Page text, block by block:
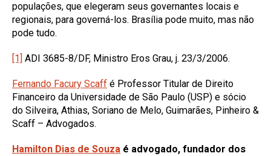
populações, que elegeram seus governantes locais e
regionais, para governá-los. Brasília pode muito, mas não
pode tudo.
[1] ADI 3685-8/DF, Ministro Eros Grau, j. 23/3/2006.
Fernando Facury Scaff é Professor Titular de Direito
Financeiro da Universidade de São Paulo (USP) e sócio
do Silveira, Athias, Soriano de Melo, Guimarães, Pinheiro &
Scaff – Advogados.
Hamilton Dias de Souza é advogado, fundador dos